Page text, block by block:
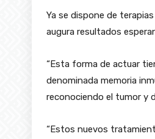
Ya se dispone de
augura resultados
“Esta forma de actuar
denominada memoria
reconociendo el tumor y
“Estos nuevos